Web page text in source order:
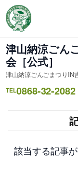
容
を
ス
キ
ッ
プ
津山納涼ごん
会［公式］
津山納涼ごんごまつりIN
TEL0868-32-2082
該当する記事が